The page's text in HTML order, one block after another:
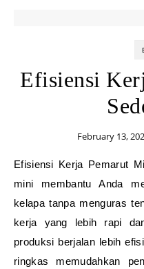
Efisiensi
February 13,
Efisiensi Kerja Pemarut Mini -Halo sobat bisnis! Pemarut
mini membantu Anda
kelapa tanpa menguras
kerja yang lebih rapi
produksi berjalan lebih
ringkas memudahkan